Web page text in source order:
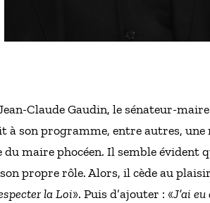
Claude Gaudin, le sénateur-
à son programme, entre autres, une
du maire phocéen. Il semble évident
propre rôle. Alors, il cède au
la Loi». Puis d’ajouter : «J’ai